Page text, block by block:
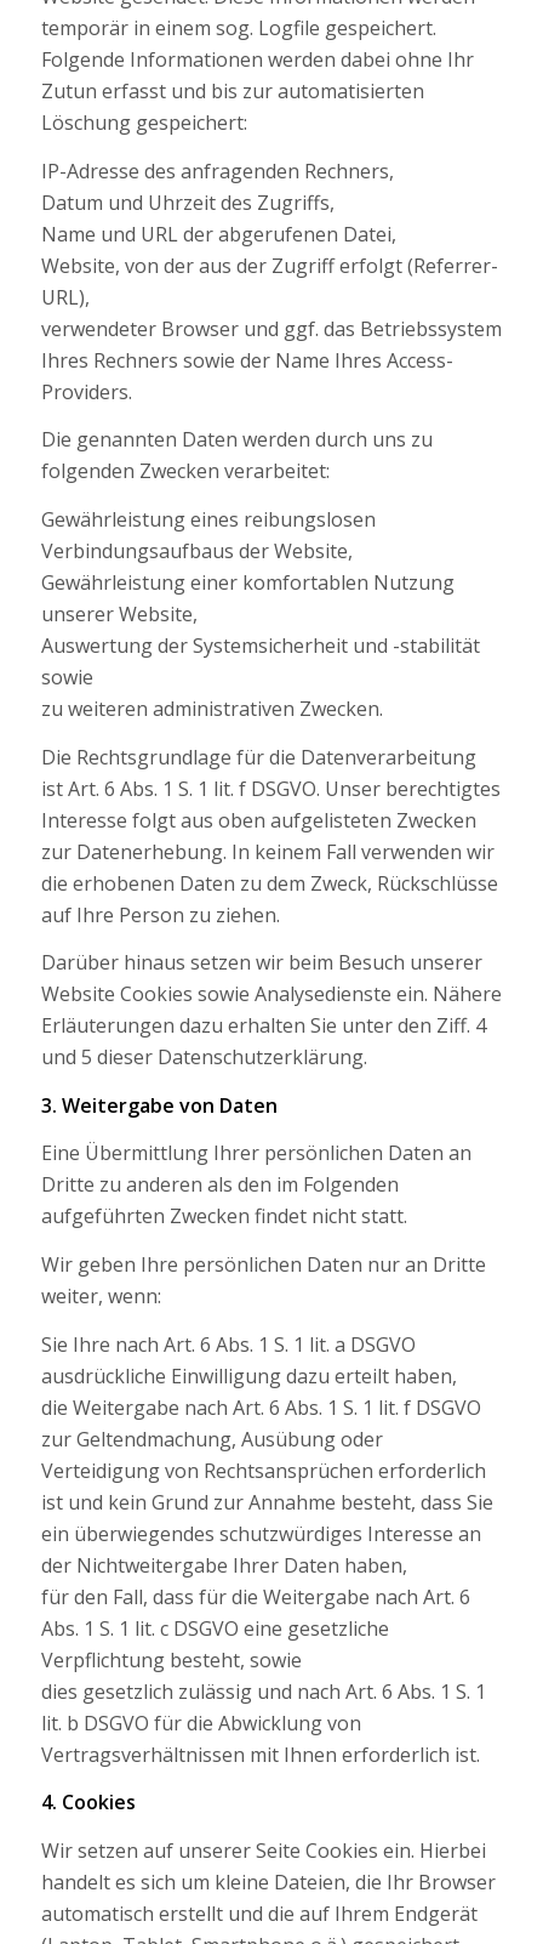
temporär in einem sog. Logfile gespeichert.
Folgende Informationen werden dabei ohne Ihr
Zutun erfasst und bis zur automatisierten
Löschung gespeichert:
IP-Adresse des anfragenden Rechners,
Datum und Uhrzeit des Zugriffs,
Name und URL der abgerufenen Datei,
Website, von der aus der Zugriff erfolgt (Referrer-
URL),
verwendeter Browser und ggf. das Betriebssystem
Ihres Rechners sowie der Name Ihres Access-
Providers.
Die genannten Daten werden durch uns zu
folgenden Zwecken verarbeitet:
Gewährleistung eines reibungslosen
Verbindungsaufbaus der Website,
Gewährleistung einer komfortablen Nutzung
unserer Website,
Auswertung der Systemsicherheit und -stabilität
sowie
zu weiteren administrativen Zwecken.
Die Rechtsgrundlage für die Datenverarbeitung
ist Art. 6 Abs. 1 S. 1 lit. f DSGVO. Unser berechtigtes
Interesse folgt aus oben aufgelisteten Zwecken
zur Datenerhebung. In keinem Fall verwenden wir
die erhobenen Daten zu dem Zweck, Rückschlüsse
auf Ihre Person zu ziehen.
Darüber hinaus setzen wir beim Besuch unserer
Website Cookies sowie Analysedienste ein. Nähere
Erläuterungen dazu erhalten Sie unter den Ziff. 4
und 5 dieser Datenschutzerklärung.
3. Weitergabe von Daten
Eine Übermittlung Ihrer persönlichen Daten an
Dritte zu anderen als den im Folgenden
aufgeführten Zwecken findet nicht statt.
Wir geben Ihre persönlichen Daten nur an Dritte
weiter, wenn:
Sie Ihre nach Art. 6 Abs. 1 S. 1 lit. a DSGVO
ausdrückliche Einwilligung dazu erteilt haben,
die Weitergabe nach Art. 6 Abs. 1 S. 1 lit. f DSGVO
zur Geltendmachung, Ausübung oder
Verteidigung von Rechtsansprüchen erforderlich
ist und kein Grund zur Annahme besteht, dass Sie
ein überwiegendes schutzwürdiges Interesse an
der Nichtweitergabe Ihrer Daten haben,
für den Fall, dass für die Weitergabe nach Art. 6
Abs. 1 S. 1 lit. c DSGVO eine gesetzliche
Verpflichtung besteht, sowie
dies gesetzlich zulässig und nach Art. 6 Abs. 1 S. 1
lit. b DSGVO für die Abwicklung von
Vertragsverhältnissen mit Ihnen erforderlich ist.
4. Cookies
Wir setzen auf unserer Seite Cookies ein. Hierbei
handelt es sich um kleine Dateien, die Ihr Browser
automatisch erstellt und die auf Ihrem Endgerät